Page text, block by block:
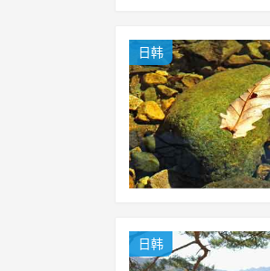
日韩
日韩